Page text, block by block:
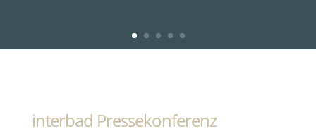
interbad Pressekonferenz